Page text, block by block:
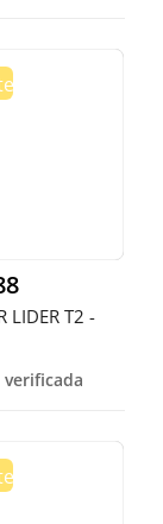
LIDER T2 -
verificada